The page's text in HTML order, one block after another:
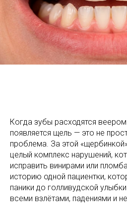
Когда зубы расходятся
появляется щель — это не
проблема. За этой
целый комплекс нарушений,
исправить винирами или
историю одной пациентки,
паники до голливудской
всеми взлётами, падениями и